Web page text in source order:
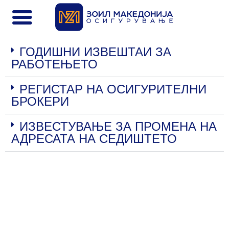
ГОДИШНИ ИЗВЕШТАИ ЗА
РАБОТЕЊЕТО
РЕГИСТАР НА ОСИГУРИТЕЛНИ
БРОКЕРИ
ИЗВЕСТУВАЊЕ ЗА ПРОМЕНА НА
АДРЕСАТА НА СЕДИШТЕТО